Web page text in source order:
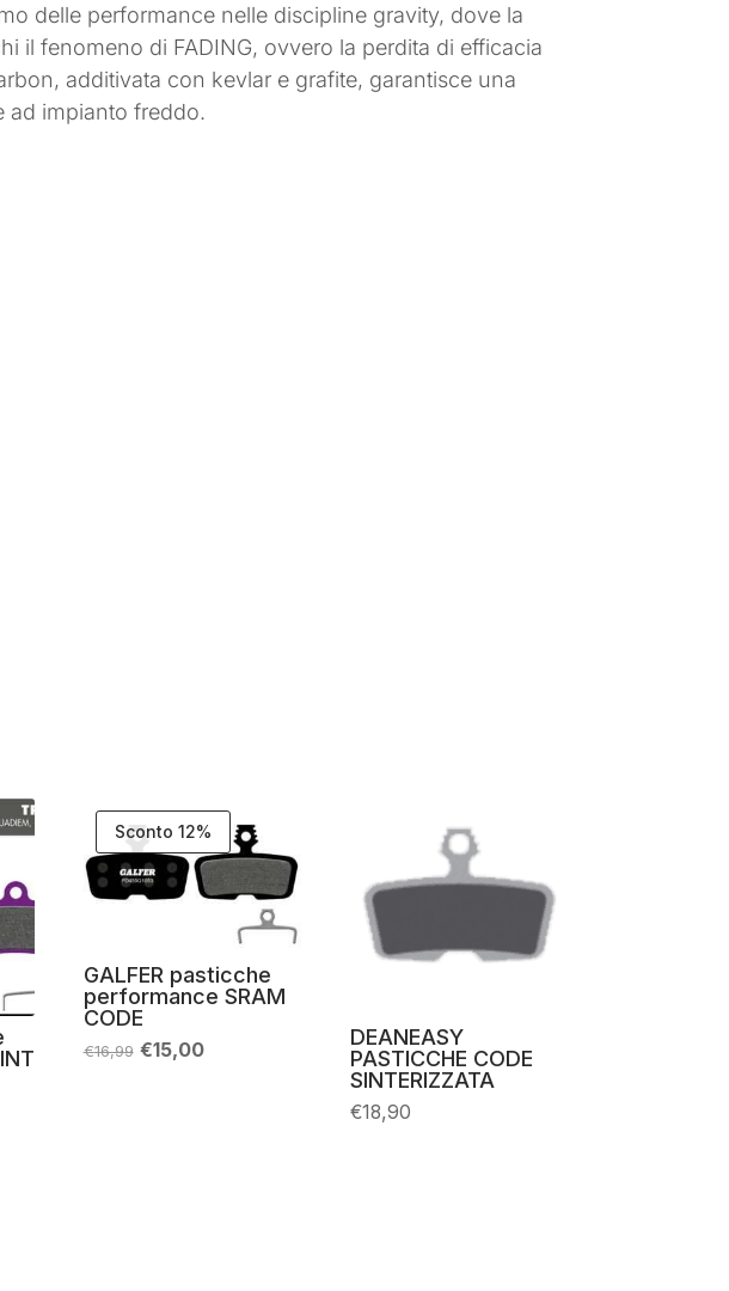
delle performance nelle discipline gravity, dove la
il fenomeno di FADING, ovvero la perdita di efficacia
additivata con kevlar e grafite, garantisce una
ad impianto freddo.
Sconto 12%
GALFER pasticche
performance SRAM
CODE
€16,99 Il
prezzo
€15,00Il
DEANEASY
PASTICCHE CODE
SINTERIZZATA
€18,90